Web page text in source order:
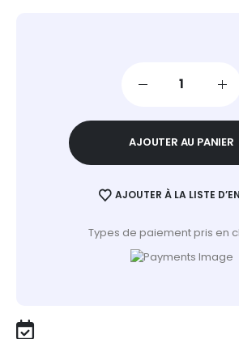
AJOUTER AU PANIER
AJOUTER À LA LISTE
Types de paiement pris en